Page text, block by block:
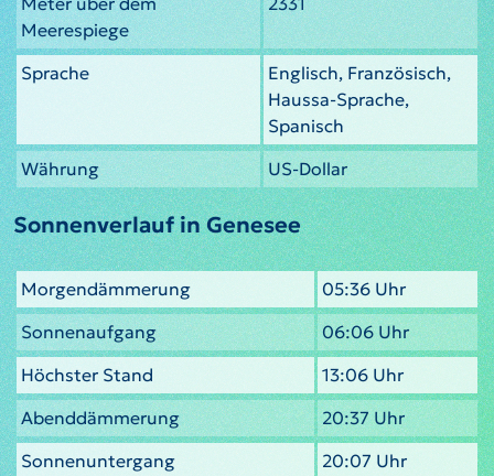
Meerespiege
Sprache
Englisch, Französisch,
Haussa-Sprache,
Spanisch
Währung
US-Dollar
Sonnenverlauf in Genesee
Morgendämmerung
05:36 Uhr
Sonnenaufgang
06:06 Uhr
Höchster Stand
13:06 Uhr
Abenddämmerung
20:37 Uhr
Sonnenuntergang
20:07 Uhr